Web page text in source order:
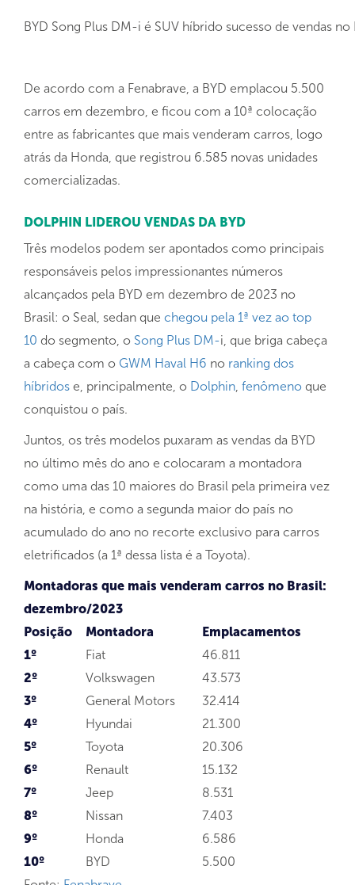
BYD Song Plus DM-i é SUV híbrido sucesso de vendas
De acordo com a Fenabrave, a BYD emplacou 5.500
carros em dezembro, e ficou com a 10ª colocação
entre as fabricantes que mais venderam carros, logo
atrás da Honda, que registrou 6.585 novas unidades
comercializadas.
DOLPHIN LIDEROU VENDAS DA BYD
Três modelos podem ser apontados como principais
responsáveis pelos impressionantes números
alcançados pela BYD em dezembro de 2023 no
Brasil: o Seal, sedan que chegou pela 1ª vez ao top
10 do segmento, o Song Plus DM-i, que briga cabeça
a cabeça com o GWM Haval H6 no ranking dos
híbridos e, principalmente, o Dolphin, fenômeno que
conquistou o país.
Juntos, os três modelos puxaram as vendas da BYD
no último mês do ano e colocaram a montadora
como uma das 10 maiores do Brasil pela primeira vez
na história, e como a segunda maior do país no
acumulado do ano no recorte exclusivo para carros
eletrificados (a 1ª dessa lista é a Toyota).
Montadoras que mais venderam carros no Brasil:
dezembro/2023
Posição
Montadora
Emplacamentos
1º
Fiat
46.811
2º
Volkswagen
43.573
3º
General Motors
32.414
4º
Hyundai
21.300
5º
Toyota
20.306
6º
Renault
15.132
7º
Jeep
8.531
8º
Nissan
7.403
9º
Honda
6.586
10º
BYD
5.500